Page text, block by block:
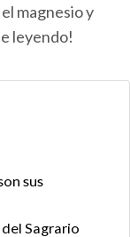
magnesio y
leyendo!
sus
Sagrario